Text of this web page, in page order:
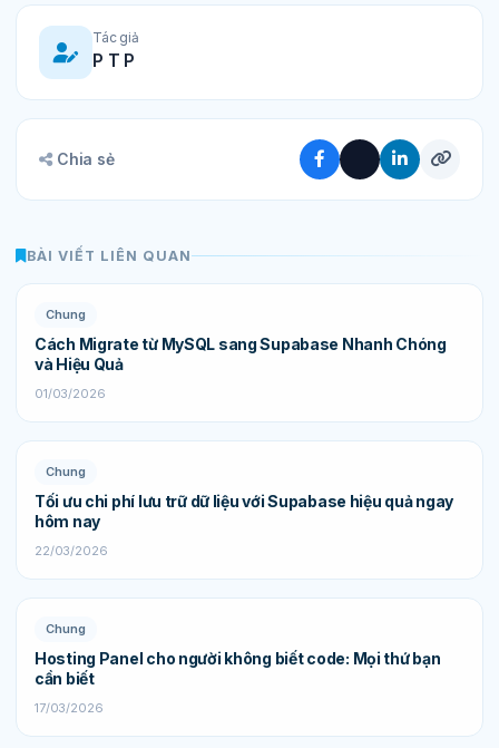
Tác giả
P T P
Chia sẻ
BÀI VIẾT LIÊN QUAN
Chung
Cách Migrate từ MySQL sang Supabase Nhanh Chóng
và Hiệu Quả
01/03/2026
Chung
Tối ưu chi phí lưu trữ dữ liệu với Supabase hiệu quả ngay
hôm nay
22/03/2026
Chung
Hosting Panel cho người không biết code: Mọi thứ bạn
cần biết
17/03/2026